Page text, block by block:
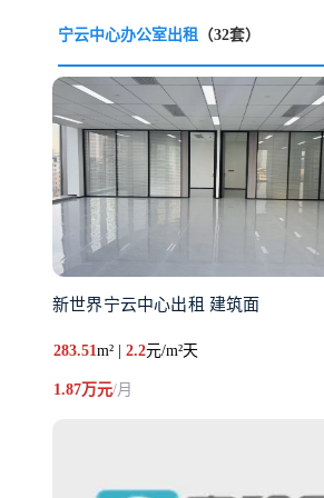
宁云中心办公室出租 （32套）
新世界宁云中心出租 建筑面
283.51m² | 2.2元/m²天
1.87万元/月